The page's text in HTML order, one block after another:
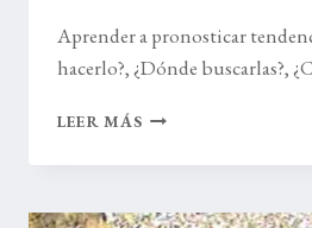
Aprender a pronosticar
hacerlo?, ¿Dónde buscarlas?,
LEER MÁSTALLER
COOLHUNTING
CARGO